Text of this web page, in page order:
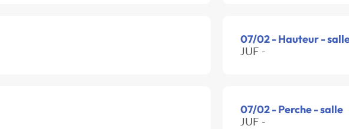
07/02 - Hauteur -
JUF -
07/02 - Perche - salle
JUF -